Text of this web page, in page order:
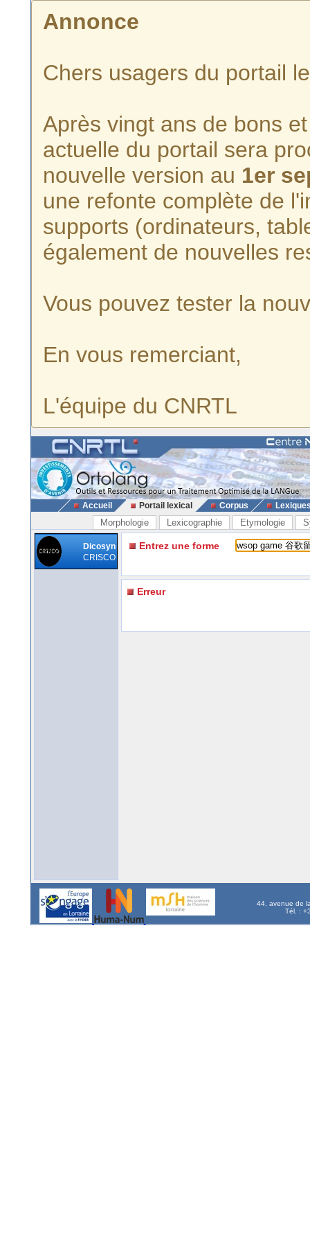
Annonce
Chers usagers du portail
Après vingt ans de bons
actuelle du portail sera
nouvelle version au 1er
une refonte complète de
supports (ordinateurs,
également de nouvelles
Vous pouvez tester la
En vous remerciant,
L'équipe du CNRTL
Accueil Portail lexical Corpus
Morphologie Lexicographie Etymologie
Dicosyn
CRISCO
Entrez une forme
Erreur
44, avenue de
Tél. :